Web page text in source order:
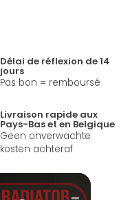
Délai de réflexion de 14
jours
Pas bon = remboursé
Livraison rapide aux
Pays-Bas et en Belgique
Geen onverwachte
kosten achteraf